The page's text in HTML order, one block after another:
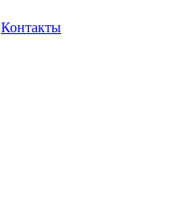
Контакты